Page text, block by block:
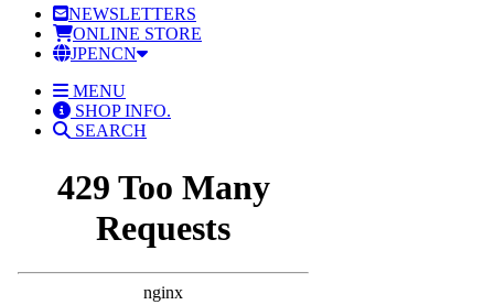
NEWSLETTERS
ONLINE STORE
JPENCN
MENU
SHOP INFO.
SEARCH